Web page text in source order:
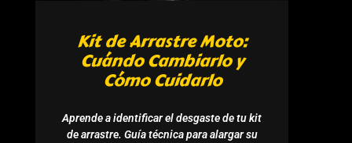
Kit de Arrastre Moto:
Cuándo Cambiarlo y
Cómo Cuidarlo
Aprende a identificar el desgaste de tu kit
de arrastre. Guía técnica para alargar su